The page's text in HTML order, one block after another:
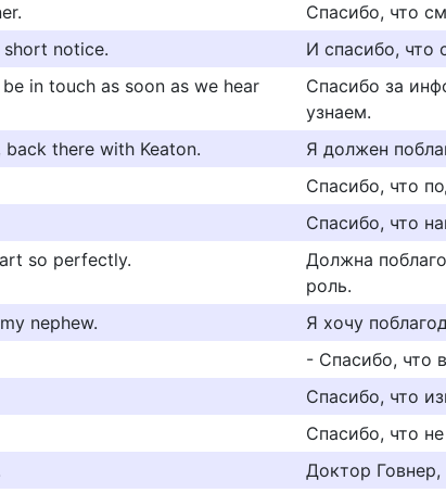
Спасибо, что
short notice.
И спасибо, что
in touch as soon as we hear
Спасибо за
узнаем.
there with Keaton.
Я должен
Спасибо, что
Спасибо, что
so perfectly.
Должна
роль.
nephew.
Я хочу
- Спасибо, что
Спасибо, что
Спасибо, что
Доктор Говнер,